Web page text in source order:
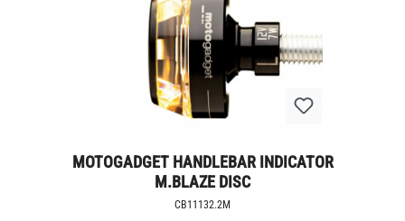
MOTOGADGET HANDLEBAR INDICATOR
M.BLAZE DISC
CB11132.2M